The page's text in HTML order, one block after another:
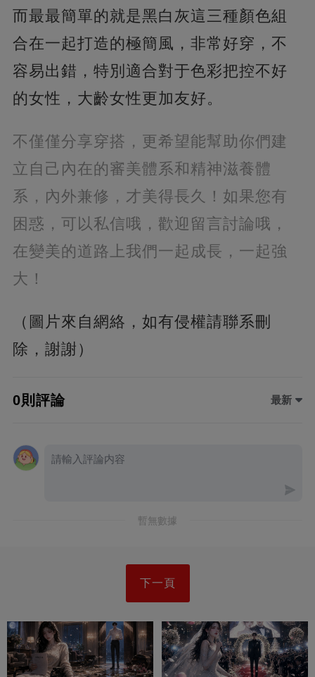
而最最簡單的就是黑白灰這三種顏色組
合在一起打造的極簡風，非常好穿，不
容易出錯，特別適合對于色彩把控不好
的女性，大齡女性更加友好。
不僅僅分享穿搭，更希望能幫助你們建
立自己內在的審美體系和精神滋養體
系，內外兼修，才美得長久！如果您有
困惑，可以私信哦，歡迎留言討論哦，
在變美的道路上我們一起成長，一起強
大！
（圖片來自網絡，如有侵權請聯系刪
除，謝謝）
0則評論 最新
暫無數據
下一頁